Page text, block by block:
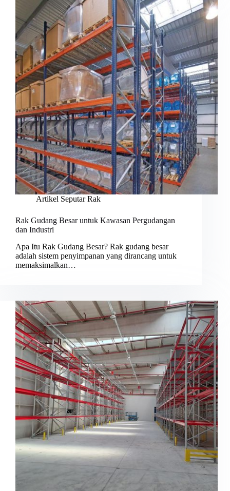
Artikel Seputar Rak
Rak Gudang Besar untuk Kawasan Pergudangan
dan Industri
Apa Itu Rak Gudang Besar? Rak gudang besar
adalah sistem penyimpanan yang dirancang untuk
memaksimalkan…